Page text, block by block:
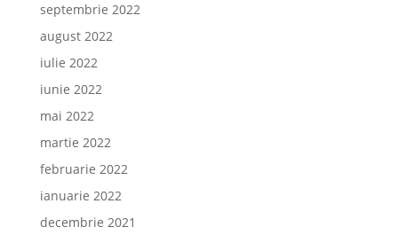
septembrie 2022
august 2022
iulie 2022
iunie 2022
mai 2022
martie 2022
februarie 2022
ianuarie 2022
decembrie 2021